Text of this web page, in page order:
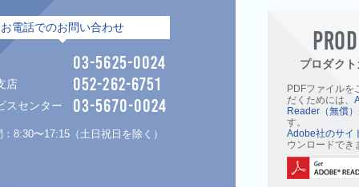
お電話でのお問い合わせ
03-5625-0024
店 052-262-6751
スセンター 03-5670-0024
8:30〜17:15（土日祝日を除く）
プロダク
PDFファイルを
だくためには、
Reader（無償）
す。
Adobe社のサイ
ウンロードでき